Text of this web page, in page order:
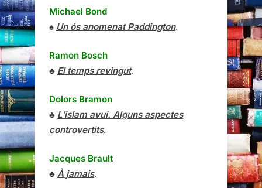
Michael Bond
♠ Un ós anomenat Paddington.
Ramon Bosch
♣ El temps revingut.
Dolors Bramon
♣ L’islam avui. Alguns aspectes
controvertits.
Jacques Brault
♣ À jamais.